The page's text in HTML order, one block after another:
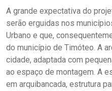
A grande expectativa do
serão erguidas nos
Urbano e que,
do município de Timóteo. A
cidade, adaptada com
ao espaço de montagem. A
em arquibancada, estrutura